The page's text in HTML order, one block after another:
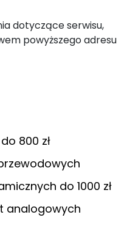
dotyczące serwisu,
powyższego adresu
800 zł
do 1000 zł
analogowych